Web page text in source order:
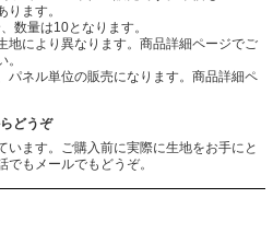
ります。
数量は10となります。
地により異なります。商品詳細ページでご
ネル単位の販売になります。商品詳細ペ
どうぞ
います。ご購入前に実際に生地をお手にと
もメールでもどうぞ。